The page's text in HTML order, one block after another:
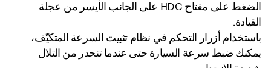
الضغط على مفتاح HDC على الجانب الأيسر من عجلة
القيادة.
باستخدام أزرار التحكم في نظام تثبيت السرعة المتكيّف،
يمكنك ضبط سرعة السيارة حتى عندما تنحدر من التلال